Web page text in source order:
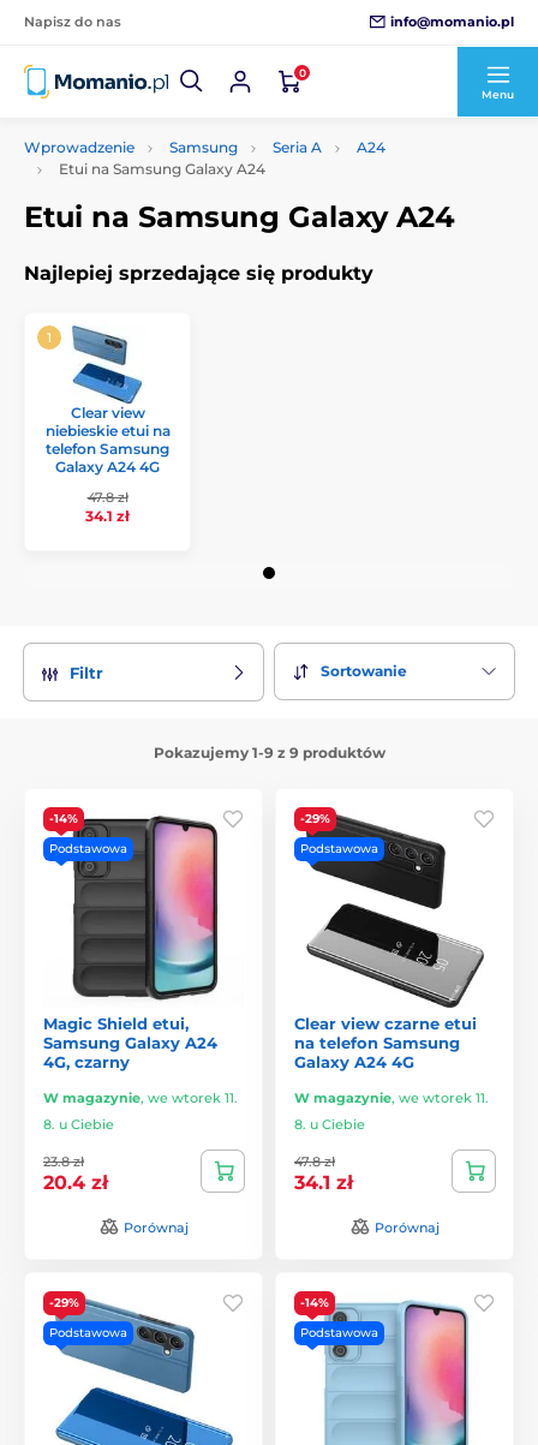
Napisz do nas info@momanio.pl
0
Menu
Wprowadzenie Samsung Seria A
A24
Etui na Samsung Galaxy A24
Etui na Samsung Galaxy A24
Najlepiej sprzedające się produkty
Clear view
niebieskie etui na
telefon Samsung
Galaxy A24 4G
47.8 zł
34.1 zł
Filtr Sortowanie
Pokazujemy 1-9 z 9 produktów
-14%
Podstawowa
Magic Shield etui,
Samsung Galaxy A24
4G, czarny
W magazynie, we wtorek 11.
8. u Ciebie
23.8 zł
20.4 zł
Porównaj
-29%
Podstawowa
Clear view czarne etui
na telefon Samsung
Galaxy A24 4G
W magazynie, we wtorek 11.
8. u Ciebie
47.8 zł
34.1 zł
Porównaj
-29%
Podstawowa
-14%
Podstawowa